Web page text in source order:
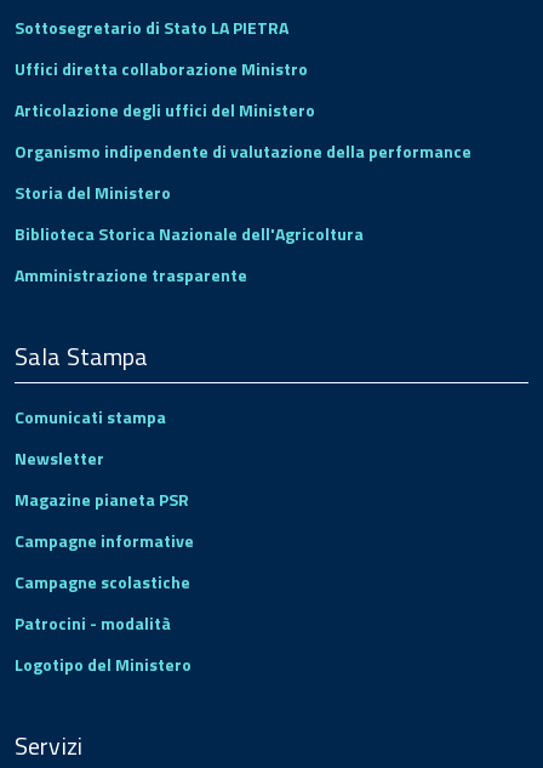
Sottosegretario di Stato LA PIETRA
Uffici diretta collaborazione Ministro
Articolazione degli uffici del Ministero
Organismo indipendente di valutazione della performance
Storia del Ministero
Biblioteca Storica Nazionale dell'Agricoltura
Amministrazione trasparente
Sala Stampa
Comunicati stampa
Newsletter
Magazine pianeta PSR
Campagne informative
Campagne scolastiche
Patrocini - modalità
Logotipo del Ministero
Servizi